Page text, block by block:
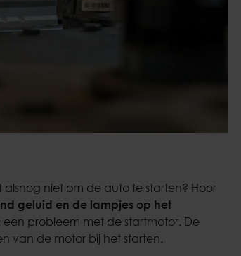
niet om de auto te starten? Hoor
geluid en de lampjes op het
probleem met de startmotor. De
van de motor bij het starten.